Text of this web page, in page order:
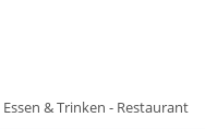
Essen & Trinken - Restaurant